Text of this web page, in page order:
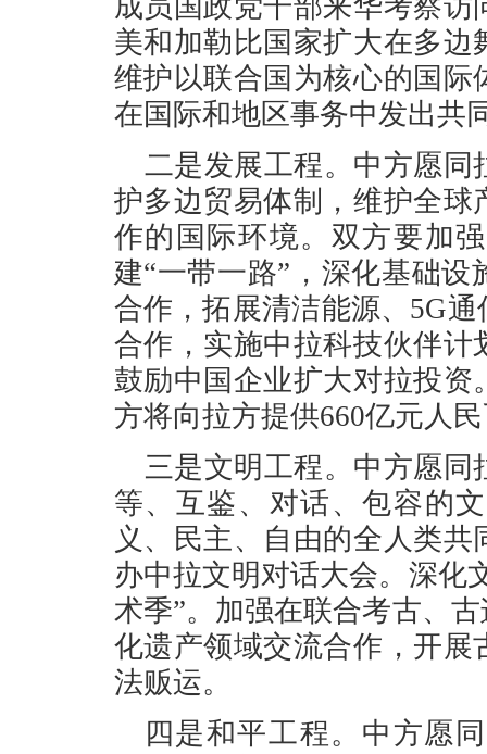
成员国政党干部来华考察
美和加勒比国家扩大在多
维护以联合国为核心的国
在国际和地区事务中发出共
二是发展工程。中方愿
护多边贸易体制，维护全
作的国际环境。双方要加
建“一带一路”，深化基础
合作，拓展清洁能源、5G
合作，实施中拉科技伙伴
鼓励中国企业扩大对拉投
方将向拉方提供660亿元人
三是文明工程。中方愿
等、互鉴、对话、包容的
义、民主、自由的全人类
办中拉文明对话大会。深化
术季”。加强在联合考古、
化遗产领域交流合作，开
法贩运。
四是和平工程。中方愿